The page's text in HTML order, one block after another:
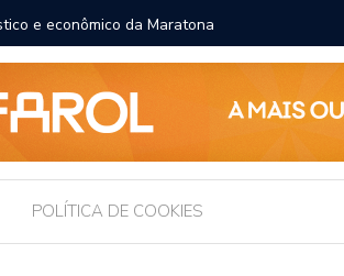
e econômico da Maratona
Brasil
POLÍTICA DE COOKIES